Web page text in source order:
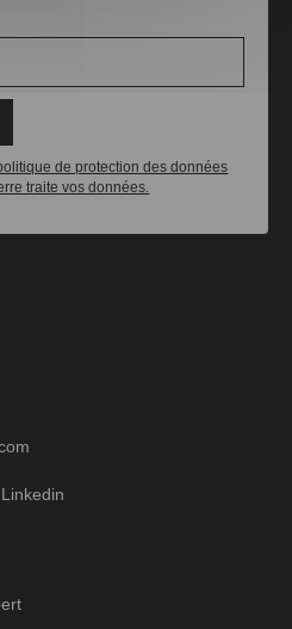
de protection des données
traite vos données.
Linkedin